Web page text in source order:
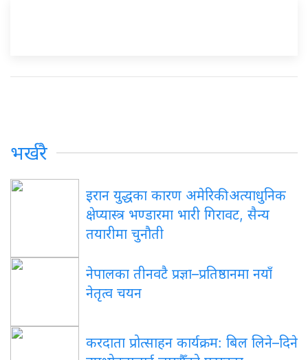
भर्खरै
इरान युद्धका कारण अमेरिकी अत्याधुनिक
क्षेप्यास्त्र भण्डारमा भारी गिरावट, सैन्य
तयारीमा चुनौती
नेपालका तीनवटै प्रज्ञा–प्रतिष्ठानमा नयाँ
नेतृत्व चयन
करदाता प्रोत्साहन कार्यक्रम: बिल लिने–दिने